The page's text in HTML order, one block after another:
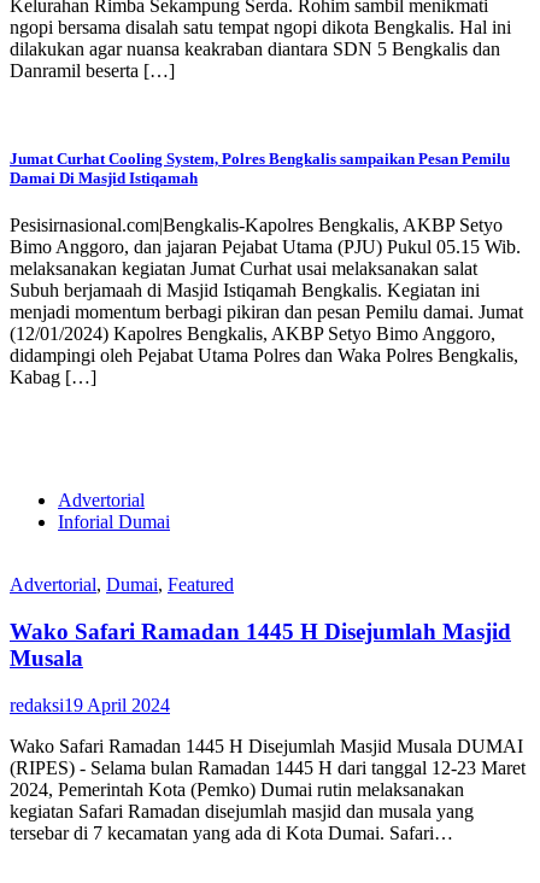
Kelurahan Rimba Sekampung Serda. Rohim sambil menikmati
ngopi bersama disalah satu tempat ngopi dikota Bengkalis. Hal ini
dilakukan agar nuansa keakraban diantara SDN 5 Bengkalis dan
Danramil beserta […]
Jumat Curhat Cooling System, Polres Bengkalis sampaikan Pesan Pemilu
Damai Di Masjid Istiqamah
Pesisirnasional.com|Bengkalis-Kapolres Bengkalis, AKBP Setyo
Bimo Anggoro, dan jajaran Pejabat Utama (PJU) Pukul 05.15 Wib.
melaksanakan kegiatan Jumat Curhat usai melaksanakan salat
Subuh berjamaah di Masjid Istiqamah Bengkalis. Kegiatan ini
menjadi momentum berbagi pikiran dan pesan Pemilu damai. Jumat
(12/01/2024) Kapolres Bengkalis, AKBP Setyo Bimo Anggoro,
didampingi oleh Pejabat Utama Polres dan Waka Polres Bengkalis,
Kabag […]
Advertorial
Inforial Dumai
Advertorial, Dumai, Featured
Wako Safari Ramadan 1445 H Disejumlah Masjid
Musala
redaksi19 April 2024
Wako Safari Ramadan 1445 H Disejumlah Masjid Musala DUMAI
(RIPES) - Selama bulan Ramadan 1445 H dari tanggal 12-23 Maret
2024, Pemerintah Kota (Pemko) Dumai rutin melaksanakan
kegiatan Safari Ramadan disejumlah masjid dan musala yang
tersebar di 7 kecamatan yang ada di Kota Dumai. Safari…